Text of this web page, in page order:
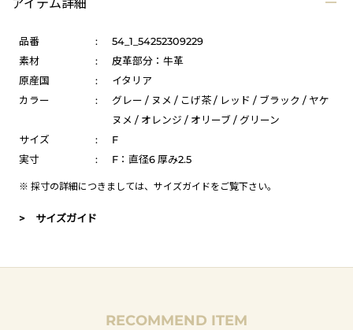
アイテム詳細
品番 :
54_1_54252309229
素材
:
皮革部分：牛革
原産国
:
イタリア
カラー
:
グレー / ヌメ / こげ茶 / レッド / ブラック / ヤケ
ヌメ / オレンジ / オリーブ / グリーン
サイズ
:
F
実寸
: F：直径6 厚み2.5
※ 採寸の詳細につきましては、 サイズガイドをご覧下さい。
> サイズガイド
RECOMMEND ITEM